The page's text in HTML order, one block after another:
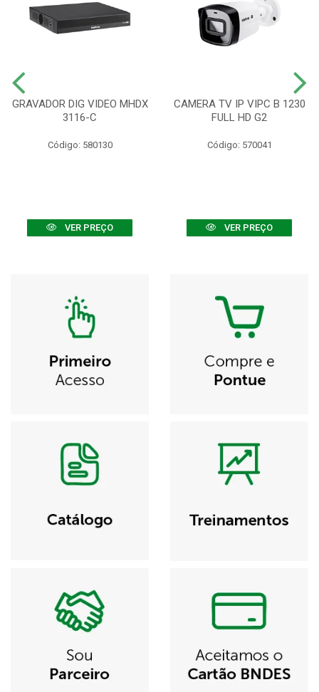
GRAVADOR DIG VIDEO MHDX
3116-C
Código: 580130
VER PREÇO
CAMERA TV IP VIPC B 1230
FULL HD G2
Código: 570041
VER PREÇO